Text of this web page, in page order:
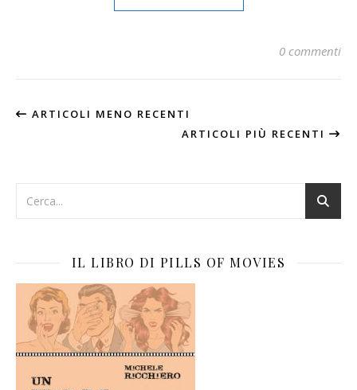
0 commenti
ARTICOLI MENO RECENTI
ARTICOLI PIÙ RECENTI
IL LIBRO DI PILLS OF MOVIES